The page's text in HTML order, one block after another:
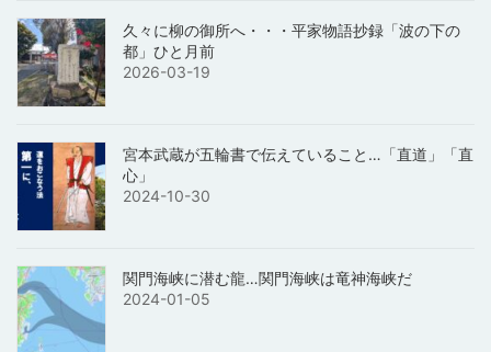
久々に柳の御所へ・・・平家物語抄録「波の下の
都」ひと月前
2026-03-19
宮本武蔵が五輪書で伝えていること…「直道」「直
心」
2024-10-30
関門海峡に潜む龍…関門海峡は竜神海峡だ
2024-01-05